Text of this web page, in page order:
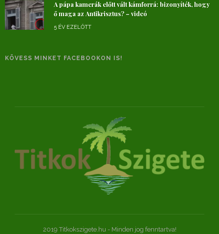
A pápa kamerák előtt vált kámforrá: bizonyíték, hogy
ő maga az Antikrisztus? – videó
5 ÉV EZELŐTT
KÖVESS MINKET FACEBOOKON IS!
2019 Titkokszigete.hu - Minden jog fenntartva!